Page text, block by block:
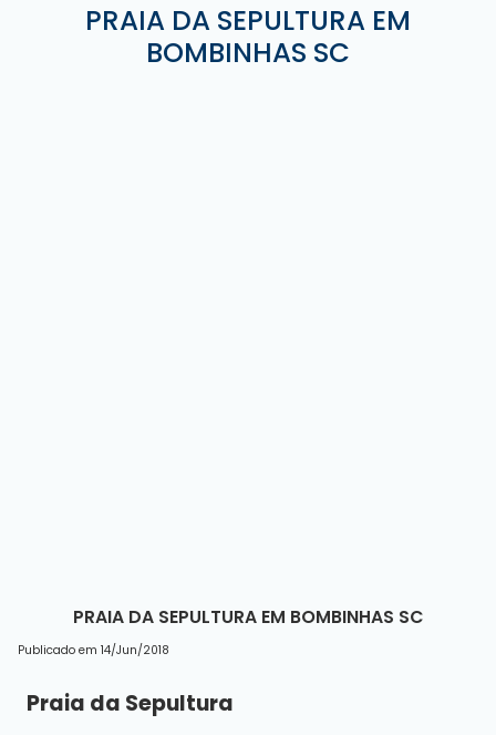
PRAIA DA SEPULTURA EM
BOMBINHAS SC
PRAIA DA SEPULTURA EM BOMBINHAS SC
Publicado em 14/Jun/2018
Praia da Sepultura